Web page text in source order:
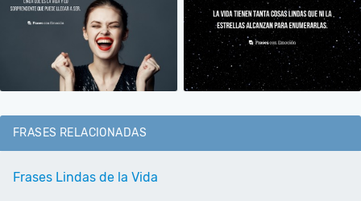
FRASES RELACIONADAS
Frases Lindas de la Vida